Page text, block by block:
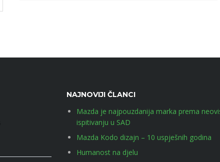
NAJNOVIJI ČLANCI
Mazda je najpouzdanija marka prema
ispitivanju u SAD
Mazda Kodo dizajn – 10 uspješnih godina
Humanost na djelu